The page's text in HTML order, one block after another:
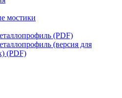
мостики
(PDF)
(версия для
(PDF)